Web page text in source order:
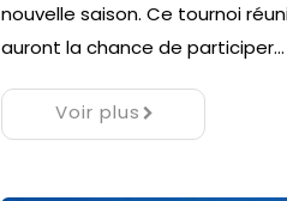
nouvelle saison. Ce tournoi
auront la chance de participer…
Voir plus